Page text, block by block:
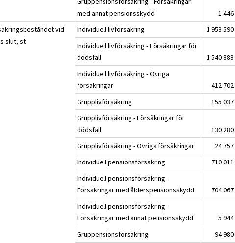
med annat pensionsskydd
1 446
vid
slut, st
Individuell livförsäkring
1 953 590
Individuell livförsäkring - Försäkringar för
dödsfall
1 540 888
Individuell livförsäkring - Övriga
försäkringar
412 702
Grupplivförsäkring
155 037
Grupplivförsäkring - Försäkringar för
dödsfall
130 280
Grupplivförsäkring - Övriga försäkringar
24 757
Individuell pensionsförsäkring
710 011
Individuell pensionsförsäkring -
Försäkringar med ålderspensionsskydd
704 067
Individuell pensionsförsäkring -
Försäkringar med annat pensionsskydd
5 944
Gruppensionsförsäkring
94 980